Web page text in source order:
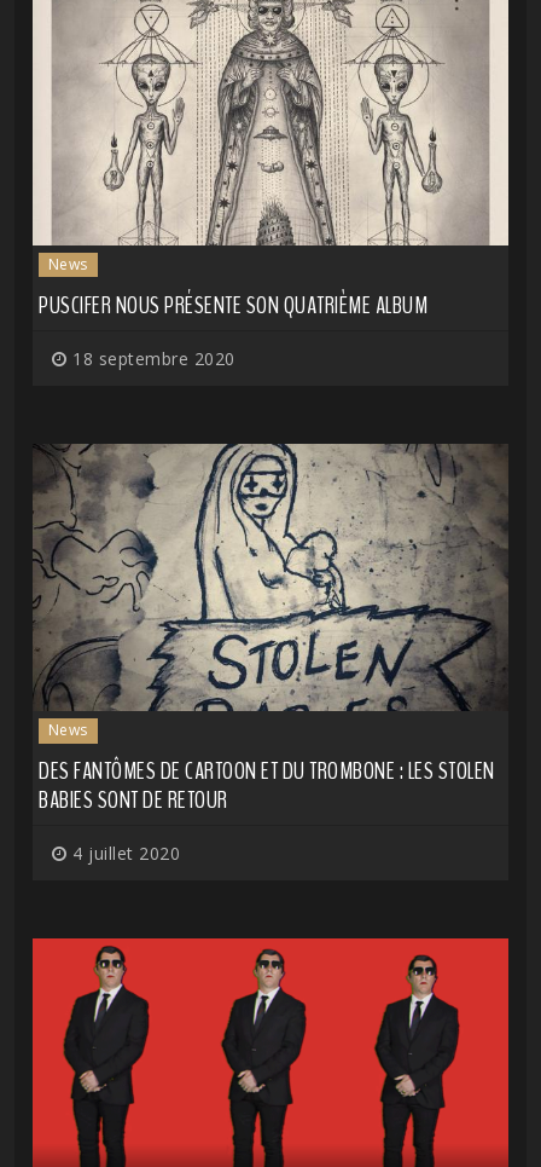
News
PUSCIFER NOUS PRÉSENTE SON QUATRIÈME ALBUM
18 septembre 2020
News
DES FANTÔMES DE CARTOON ET DU TROMBONE : LES STOLEN
BABIES SONT DE RETOUR
4 juillet 2020